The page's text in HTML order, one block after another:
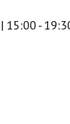
15:00 -